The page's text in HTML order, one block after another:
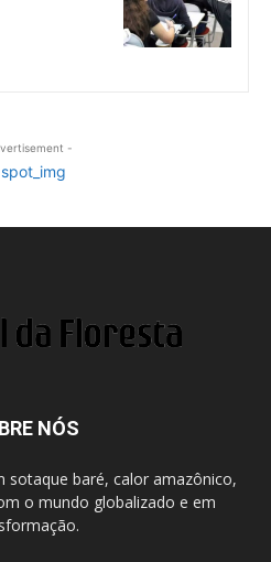
-
NÓS
sotaque baré, calor amazônico,
o mundo globalizado e em